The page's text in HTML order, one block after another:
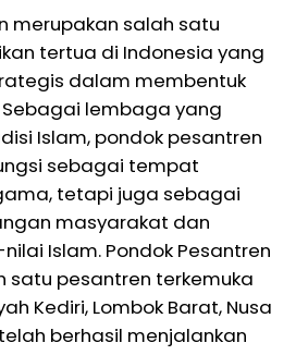
merupakan salah satu
tertua di Indonesia yang
dalam membentuk
lembaga yang
Islam, pondok pesantren
sebagai tempat
tetapi juga sebagai
masyarakat dan
Islam. Pondok Pesantren
satu pesantren terkemuka
Kediri, Lombok Barat, Nusa
berhasil menjalankan